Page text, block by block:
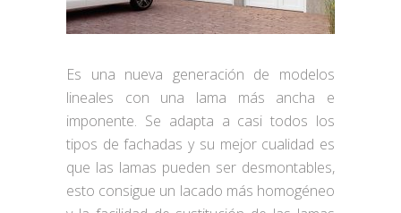
Es una nueva generación de modelos
lineales con una lama más ancha e
imponente. Se adapta a casi todos los
tipos de fachadas y su mejor cualidad es
que las lamas pueden ser desmontables,
esto consigue un lacado más homogéneo